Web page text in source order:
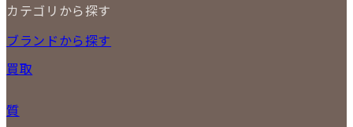
2026
10
11
17
18
カテゴリから探す
NEW ITEM
時計
小物
ジュエリー
ブランドから探す
買取
店頭買取
質